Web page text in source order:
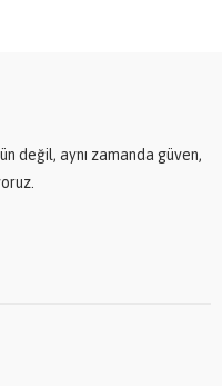
değil, aynı zamanda güven,